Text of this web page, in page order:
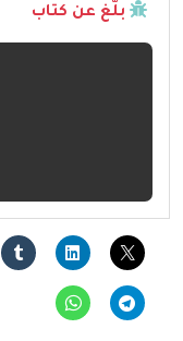
بلّغ عن كتاب